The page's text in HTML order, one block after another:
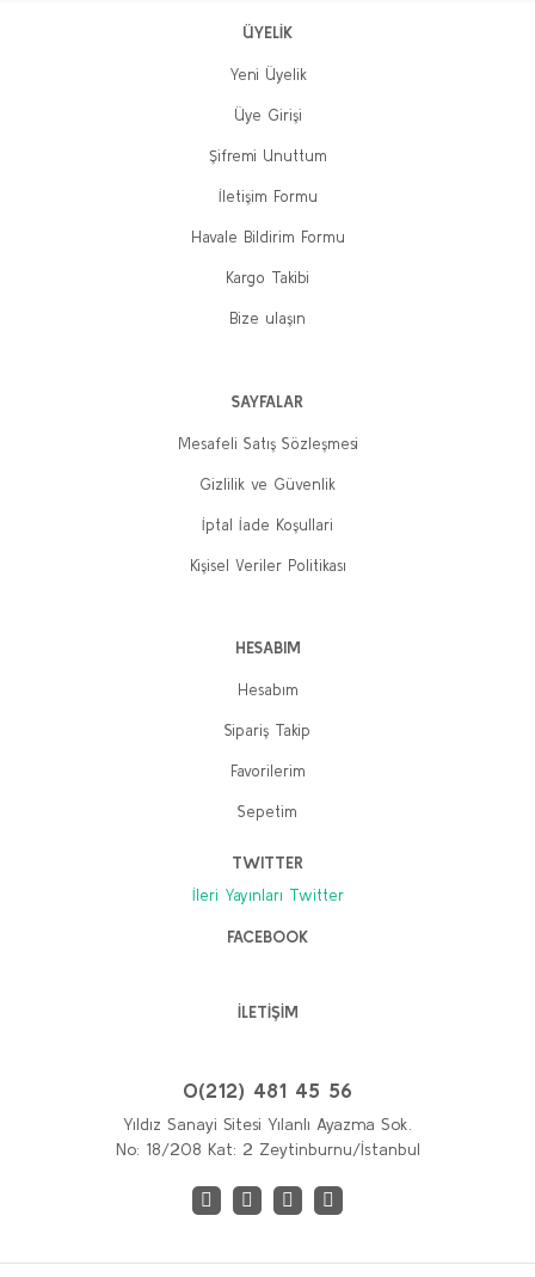
ÜYELİK
Yeni Üyelik
Üye Girişi
Şifremi Unuttum
İletişim Formu
Havale Bildirim Formu
Kargo Takibi
Bize ulaşın
SAYFALAR
Mesafeli Satış Sözleşmesi
Gizlilik ve Güvenlik
İptal İade Koşullari
Kişisel Veriler Politikası
HESABIM
Hesabım
Sipariş Takip
Favorilerim
Sepetim
TWITTER
İleri Yayınları Twitter
FACEBOOK
İLETİŞİM
0(212) 481 45 56
Yıldız Sanayi Sitesi Yılanlı Ayazma Sok.
No: 18/208 Kat: 2 Zeytinburnu/İstanbul